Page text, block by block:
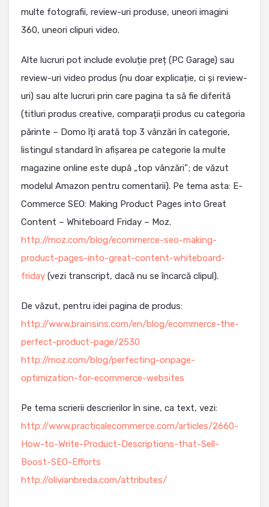
multe fotografii, review-uri produse, uneori imagini
360, uneori clipuri video.
Alte lucruri pot include evoluție preț (PC Garage) sau
review-uri video produs (nu doar explicație, ci și review-
uri) sau alte lucruri prin care pagina ta să fie diferită
(titluri produs creative, comparații produs cu categoria
părinte – Domo îți arată top 3 vânzări în categorie,
listingul standard în afișarea pe categorie la multe
magazine online este după „top vânzări”; de văzut
modelul Amazon pentru comentarii). Pe tema asta: E-
Commerce SEO: Making Product Pages into Great
Content – Whiteboard Friday – Moz.
http://moz.com/blog/ecommerce-seo-making-
product-pages-into-great-content-whiteboard-
friday (vezi transcript, dacă nu se încarcă clipul).
De văzut, pentru idei pagina de produs:
http://www.brainsins.com/en/blog/ecommerce-the-
perfect-product-page/2530
http://moz.com/blog/perfecting-onpage-
optimization-for-ecommerce-websites
Pe tema scrierii descrierilor în sine, ca text, vezi:
http://www.practicalecommerce.com/articles/2660-
How-to-Write-Product-Descriptions-that-Sell-
Boost-SEO-Efforts
http://olivianbreda.com/attributes/